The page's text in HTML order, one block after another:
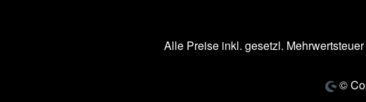
Alle Preise inkl. gesetzl.
©